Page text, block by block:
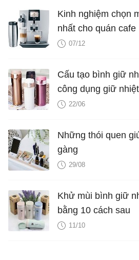
Kinh nghiệm chọn
nhất cho quán cafe
07/12
Cấu tạo bình giữ
công dụng giữ
22/06
Những thói quen
gàng
29/08
Khử mùi bình giữ
bằng 10 cách sau
11/10